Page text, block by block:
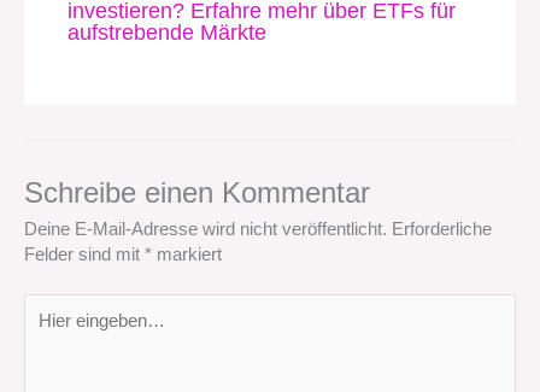
investieren? Erfahre mehr über ETFs für
aufstrebende Märkte
Schreibe einen Kommentar
Deine E-Mail-Adresse wird nicht veröffentlicht. Erforderliche
Felder sind mit * markiert
eingeben…